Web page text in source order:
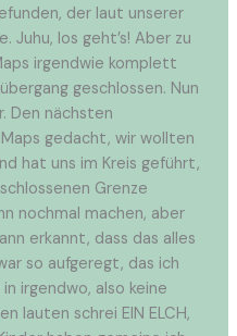
der laut unserer
los geht’s! Aber zu
irgendwie komplett
geschlossen. Nun
Den nächsten
gedacht, wir wollten
hat uns im Kreis geführt,
Grenze
nochmal machen, aber
erkannt, dass das alles
so aufgeregt, das ich
irgendwo, also keine
lauten schrei EIN ELCH,